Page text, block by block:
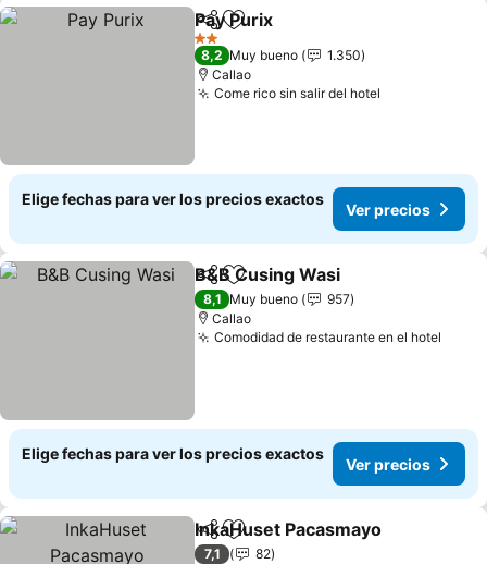
CompartirAgregar a favoritos
Pay Purix
2 Estrellas
8,2 Muy bueno
1.350
Callao
Come rico sin salir del hotel
Elige fechas para ver los precios exactos
Ver precios
CompartirAgregar a favoritos
B&B Cusing Wasi
8,1 Muy bueno
957
Callao
Comodidad de restaurante en el hotel
Elige fechas para ver los precios exactos
Ver precios
CompartirAgregar a favoritos
InkaHuset Pacasmayo
7,1
82